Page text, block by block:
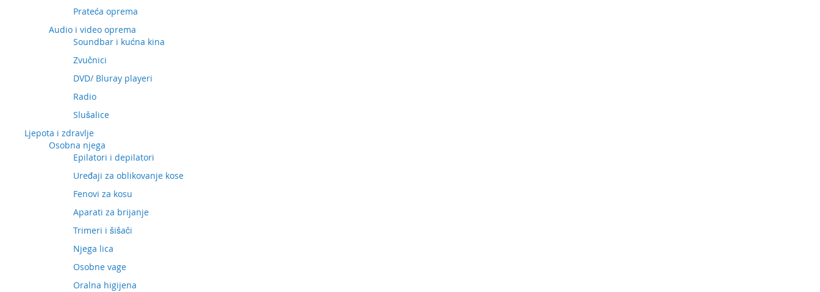
Prateća oprema
Audio i video oprema
Soundbar i kućna kina
Zvučnici
DVD/ Bluray playeri
Radio
Slušalice
Ljepota i zdravlje
Osobna njega
Epilatori i depilatori
Uređaji za oblikovanje kose
Fenovi za kosu
Aparati za brijanje
Trimeri i šišači
Njega lica
Osobne vage
Oralna higijena